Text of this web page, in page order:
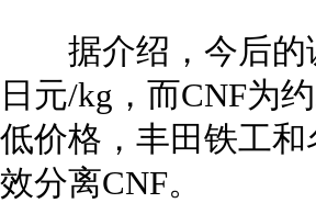
据介绍，今后的
日元/kg，而CNF为
低价格，丰田铁工
效分离CNF。